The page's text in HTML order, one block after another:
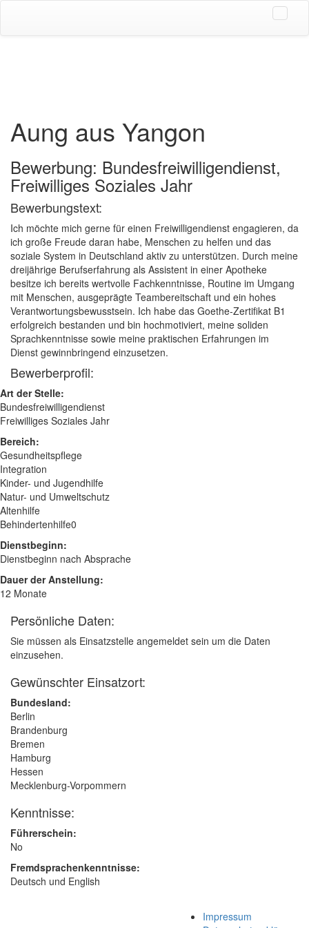
Aung aus Yangon
Bewerbung: Bundesfreiwilligendienst,
Freiwilliges Soziales Jahr
Bewerbungstext:
Ich möchte mich gerne für einen Freiwilligendienst engagieren, da
ich große Freude daran habe, Menschen zu helfen und das
soziale System in Deutschland aktiv zu unterstützen. Durch meine
dreijährige Berufserfahrung als Assistent in einer Apotheke
besitze ich bereits wertvolle Fachkenntnisse, Routine im Umgang
mit Menschen, ausgeprägte Teambereitschaft und ein hohes
Verantwortungsbewusstsein. Ich habe das Goethe-Zertifikat B1
erfolgreich bestanden und bin hochmotiviert, meine soliden
Sprachkenntnisse sowie meine praktischen Erfahrungen im
Dienst gewinnbringend einzusetzen.
Bewerberprofil:
Art der Stelle:
Bundesfreiwilligendienst
Freiwilliges Soziales Jahr
Bereich:
Gesundheitspflege
Integration
Kinder- und Jugendhilfe
Natur- und Umweltschutz
Altenhilfe
Behindertenhilfe0
Dienstbeginn:
Dienstbeginn nach Absprache
Dauer der Anstellung:
12 Monate
Persönliche Daten:
Sie müssen als Einsatzstelle angemeldet sein um die Daten
einzusehen.
Gewünschter Einsatzort:
Bundesland:
Berlin
Brandenburg
Bremen
Hamburg
Hessen
Mecklenburg-Vorpommern
Kenntnisse:
Führerschein:
No
Fremdsprachenkenntnisse:
Deutsch und English
Impressum